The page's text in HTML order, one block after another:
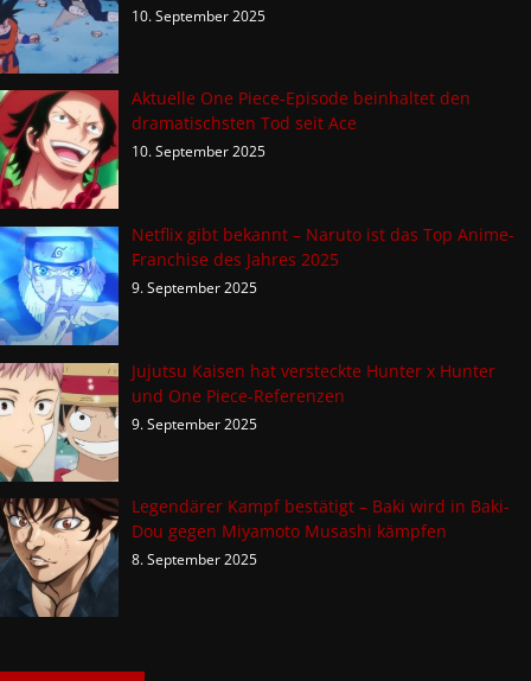
10. September 2025
Aktuelle One Piece-Episode beinhaltet den
dramatischsten Tod seit Ace
10. September 2025
Netflix gibt bekannt – Naruto ist das Top Anime-
Franchise des Jahres 2025
9. September 2025
Jujutsu Kaisen hat versteckte Hunter x Hunter
und One Piece-Referenzen
9. September 2025
Legendärer Kampf bestätigt – Baki wird in Baki-
Dou gegen Miyamoto Musashi kämpfen
8. September 2025